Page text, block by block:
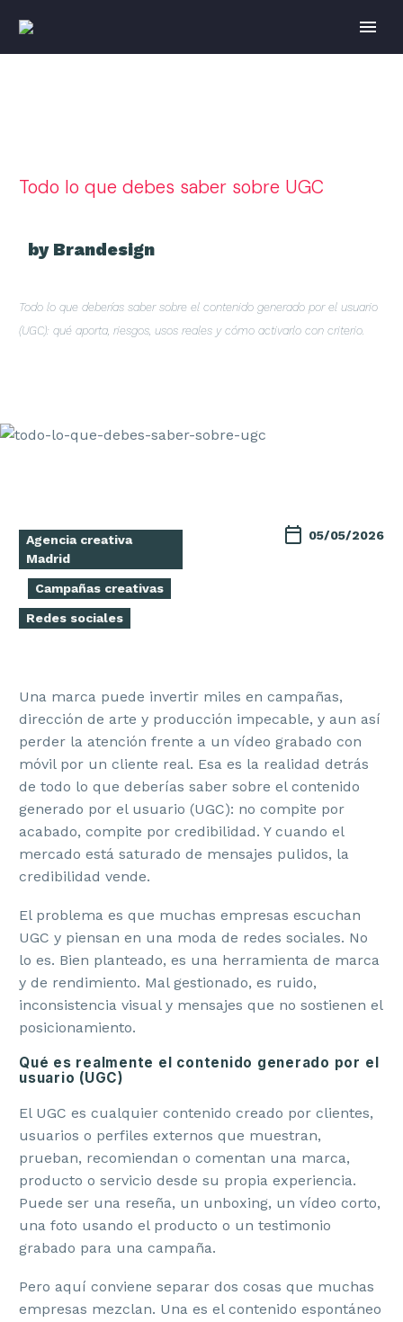
Todo lo que debes saber sobre UGC
by Brandesign
Todo lo que deberías saber sobre el contenido generado por el usuario
(UGC): qué aporta, riesgos, usos reales y cómo activarlo con criterio.
Agencia creativa
Madrid
Campañas creativas
Redes sociales
05/05/2026
Una marca puede invertir miles en campañas,
dirección de arte y producción impecable, y aun así
perder la atención frente a un vídeo grabado con
móvil por un cliente real. Esa es la realidad detrás
de todo lo que deberías saber sobre el contenido
generado por el usuario (UGC): no compite por
acabado, compite por credibilidad. Y cuando el
mercado está saturado de mensajes pulidos, la
credibilidad vende.
El problema es que muchas empresas escuchan
UGC y piensan en una moda de redes sociales. No
lo es. Bien planteado, es una herramienta de marca
y de rendimiento. Mal gestionado, es ruido,
inconsistencia visual y mensajes que no sostienen el
posicionamiento.
Qué es realmente el contenido generado por el
usuario (UGC)
El UGC es cualquier contenido creado por clientes,
usuarios o perfiles externos que muestran,
prueban, recomiendan o comentan una marca,
producto o servicio desde su propia experiencia.
Puede ser una reseña, un unboxing, un vídeo corto,
una foto usando el producto o un testimonio
grabado para una campaña.
Pero aquí conviene separar dos cosas que muchas
empresas mezclan. Una es el contenido espontáneo